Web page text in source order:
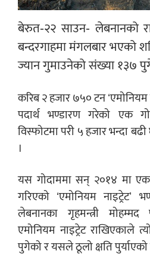
बेरुत-२२ साउन- लेबनानको
बन्दरगाहमा मंगलबार भएको
ज्यान गुमाउनेको संख्या १३७
करिब २ हजार ७५० टन ‘एमोनियम
पदार्थ भण्डारण गरेको एक
विस्फोटमा परी ५ हजार भन्दा
।
यस गोदाममा सन् २०१४ मा एक
गरिएको ‘एमोनियम नाइट्रेट’
लेबनानका गृहमन्त्री
एमोनियम नाइट्रेट राखिएकाले
पुगेको र यसले ठूलो क्षति पुर्याएको